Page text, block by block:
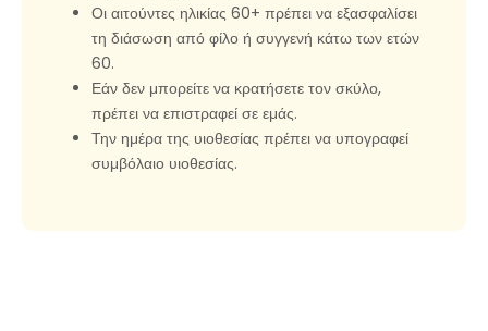
Οι αιτούντες ηλικίας 60+ πρέπει να εξασφαλίσει
τη διάσωση από φίλο ή συγγενή κάτω των ετών
60.
Εάν δεν μπορείτε να κρατήσετε τον σκύλο,
πρέπει να επιστραφεί σε εμάς.
Την ημέρα της υιοθεσίας πρέπει να υπογραφεί
συμβόλαιο υιοθεσίας.